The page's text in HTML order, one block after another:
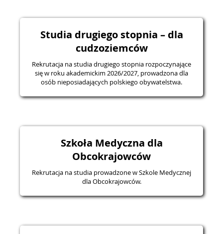
Studia drugiego stopnia – dla
cudzoziemców
Rekrutacja na studia drugiego stopnia rozpoczynające
się w roku akademickim 2026/2027, prowadzona dla
osób nieposiadających polskiego obywatelstwa.
Szkoła Medyczna dla
Obcokrajowców
Rekrutacja na studia prowadzone w Szkole Medycznej
dla Obcokrajowców.